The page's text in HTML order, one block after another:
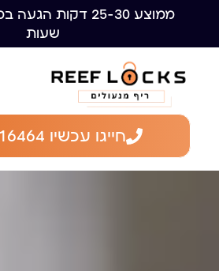
שעות
חייגו עכשיו 054-3416464